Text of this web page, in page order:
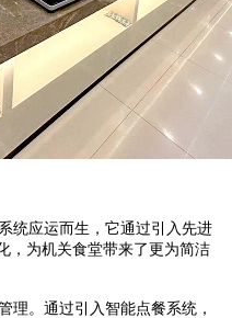
统应运而生，它通过引入先进
，为机关食堂带来了更为简洁
。通过引入智能点餐系统，